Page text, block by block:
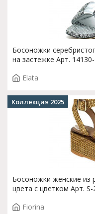
Босоножки
на застежке Арт.
Elata
Босоножки женские из
цвета с цветком Арт. S-
Fiorina
Коллекция 2025